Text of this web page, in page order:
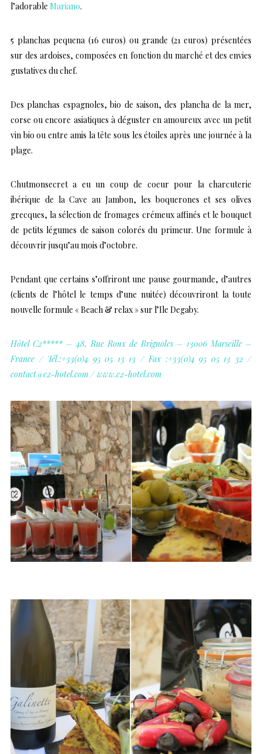
l’adorable Mariano.
5 planchas pequena (16 euros) ou grande (21 euros) présentées
sur des ardoises, composées en fonction du marché et des envies
gustatives du chef.
Des planchas espagnoles, bio de saison, des plancha de la mer,
corse ou encore asiatiques à déguster en amoureux avec un petit
vin bio ou entre amis la tête sous les étoiles après une journée à la
plage.
Chutmonsecret a eu un coup de coeur pour la charcuterie
ibérique de la Cave au Jambon, les boquerones et ses olives
grecques, la sélection de fromages crémeux affinés et le bouquet
de petits légumes de saison colorés du primeur. Une formule à
découvrir jusqu’au mois d’octobre.
Pendant que certains s’offriront une pause gourmande, d’autres
(clients de l’hôtel le temps d’une nuitée) découvriront la toute
nouvelle formule « Beach & relax » sur l’Ile Degaby.
Hôtel C2***** – 48, Rue Roux de Brignoles – 13006 Marseille –
France / Tél.:+33(0)4 95 05 13 13 / Fax :+33(0)4 95 05 13 32 /
contact@c2-hotel.com / www.c2-hotel.com